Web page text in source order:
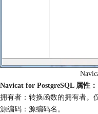
Navicat for PostgreSQL 属性：
拥有者：转换函数的拥有者。
源编码：源编码名。